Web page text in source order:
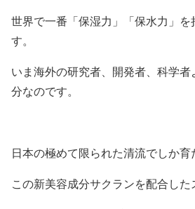
世界で一番「保湿力」「保水力」を
す。
いま海外の研究者、開発者、科学
分なのです。
日本の極めて限られた清流でしか育
この新美容成分サクランを配合した